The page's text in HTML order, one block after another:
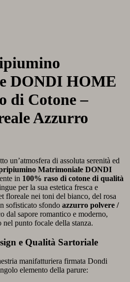
DONDI HOME
di Cotone –
Azzurro
un’atmosfera di assoluta serenità ed
Matrimoniale DONDI
in 100% raso di cotone di qualità
per la sua estetica fresca e
floreale nei toni del bianco, del rosa
sofisticato sfondo azzurro polvere /
dal sapore romantico e moderno,
punto focale della stanza.
e Qualità Sartoriale
manifatturiera firmata Dondi
elemento della parure: